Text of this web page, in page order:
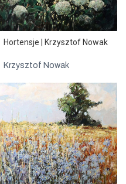
Hortensje | Krzysztof Nowak
Krzysztof Nowak